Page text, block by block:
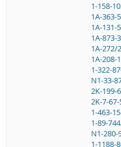
1-158-
1A-363-
1A-131-
1A-873-
1A-272/
1A-208-
1-322-
N1-33-
2K-199-
2K-7-
1-463-
1-89-
N1-280-
1-1188-